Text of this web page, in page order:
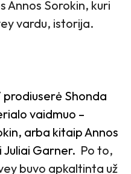
Annos Sorokin, kuri
vardu, istorija.
prodiuserė Shonda
vaidmuo –
arba kitaip Annos
Garner. Po to,
buvo apkaltinta už